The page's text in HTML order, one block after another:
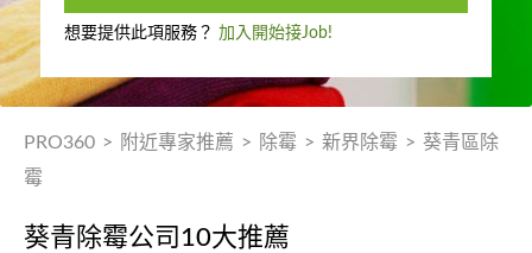
想要提供此項服務？ 加入開始接Job!
PRO360 > 附近專家推薦 > 除霉 > 新界除霉 > 葵青區除
霉
葵青除霉公司10大推薦